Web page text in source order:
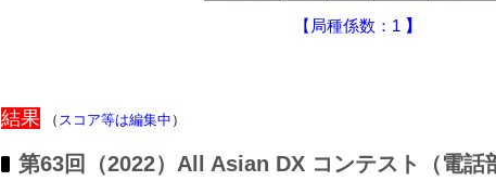
【局種係数：1 】
結果 （ スコア等は編集中 ）
第63回（2022）All Asian DX コンテスト（電話